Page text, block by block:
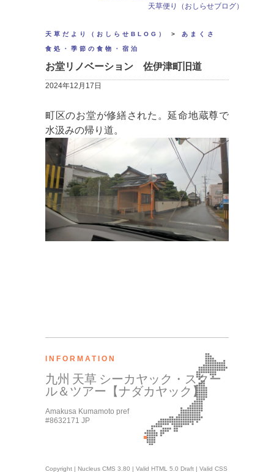
天草だより（おしらせBLOG） > あまくさ
食処・季節の食物・宿泊
お堂リノベーション 佐伊津町旧道
2024年12月17日
町区のお堂が修繕された。延命地蔵尊で
水汲みの帰り道。
天草便り（おしらせブログ）
INFORMATION
九州 天草 シーカヤック・スクー
ル＆ツアー【ナダカヤック】
Amakusa Kumamoto pref
#8632171 JP
Copyright | Nucleus CMS 3.80 | Valid HTML 5.0 Draft | Valid CSS